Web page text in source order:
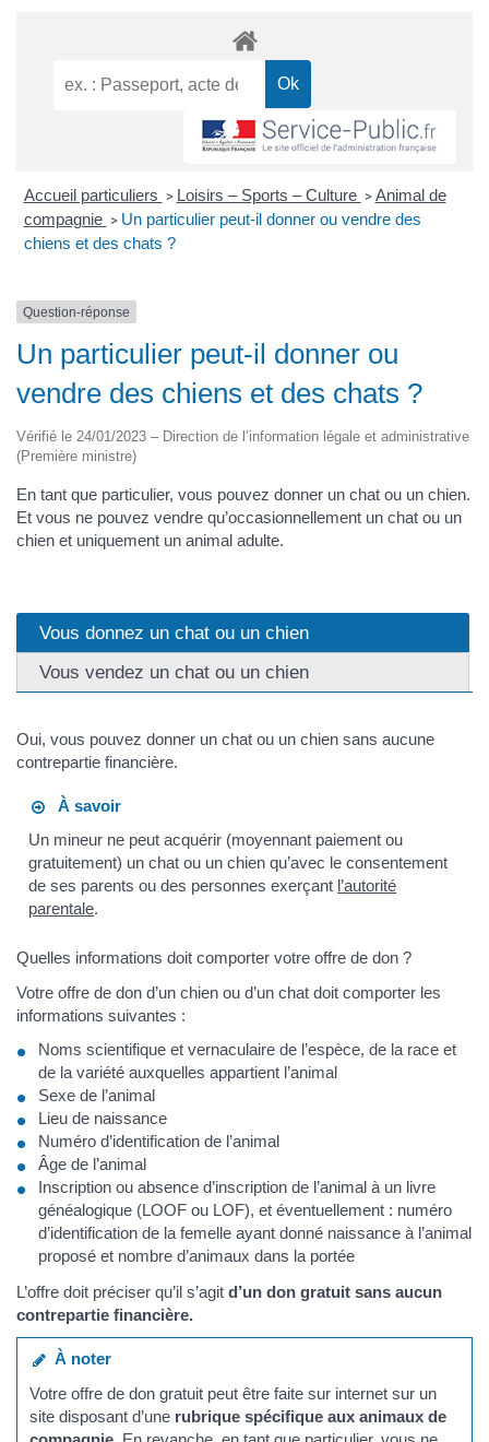
Accueil particuliers > Loisirs – Sports – Culture > Animal de
compagnie > Un particulier peut-il donner ou vendre des
chiens et des chats ?
Question-réponse
Un particulier peut-il donner ou
vendre des chiens et des chats ?
Vérifié le 24/01/2023 – Direction de l’information légale et administrative
(Première ministre)
En tant que particulier, vous pouvez donner un chat ou un chien.
Et vous ne pouvez vendre qu’occasionnellement un chat ou un
chien et uniquement un animal adulte.
Vous donnez un chat ou un chien
Vous vendez un chat ou un chien
Oui, vous pouvez donner un chat ou un chien sans aucune
contrepartie financière.
À savoir
Un mineur ne peut acquérir (moyennant paiement ou
gratuitement) un chat ou un chien qu’avec le consentement
de ses parents ou des personnes exerçant l’autorité
parentale.
Quelles informations doit comporter votre offre de don ?
Votre offre de don d’un chien ou d’un chat doit comporter les
informations suivantes :
Noms scientifique et vernaculaire de l’espèce, de la race et
de la variété auxquelles appartient l’animal
Sexe de l’animal
Lieu de naissance
Numéro d’identification de l’animal
Âge de l’animal
Inscription ou absence d’inscription de l’animal à un livre
généalogique (LOOF ou LOF), et éventuellement : numéro
d’identification de la femelle ayant donné naissance à l’animal
proposé et nombre d’animaux dans la portée
L’offre doit préciser qu’il s’agit d’un don gratuit sans aucun
contrepartie financière.
À noter
Votre offre de don gratuit peut être faite sur internet sur un
site disposant d’une rubrique spécifique aux animaux de